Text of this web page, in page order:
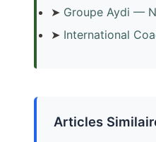
➤ Groupe Aydi —
➤ International
Articles